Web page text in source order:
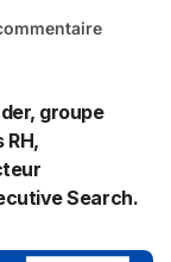
Search.